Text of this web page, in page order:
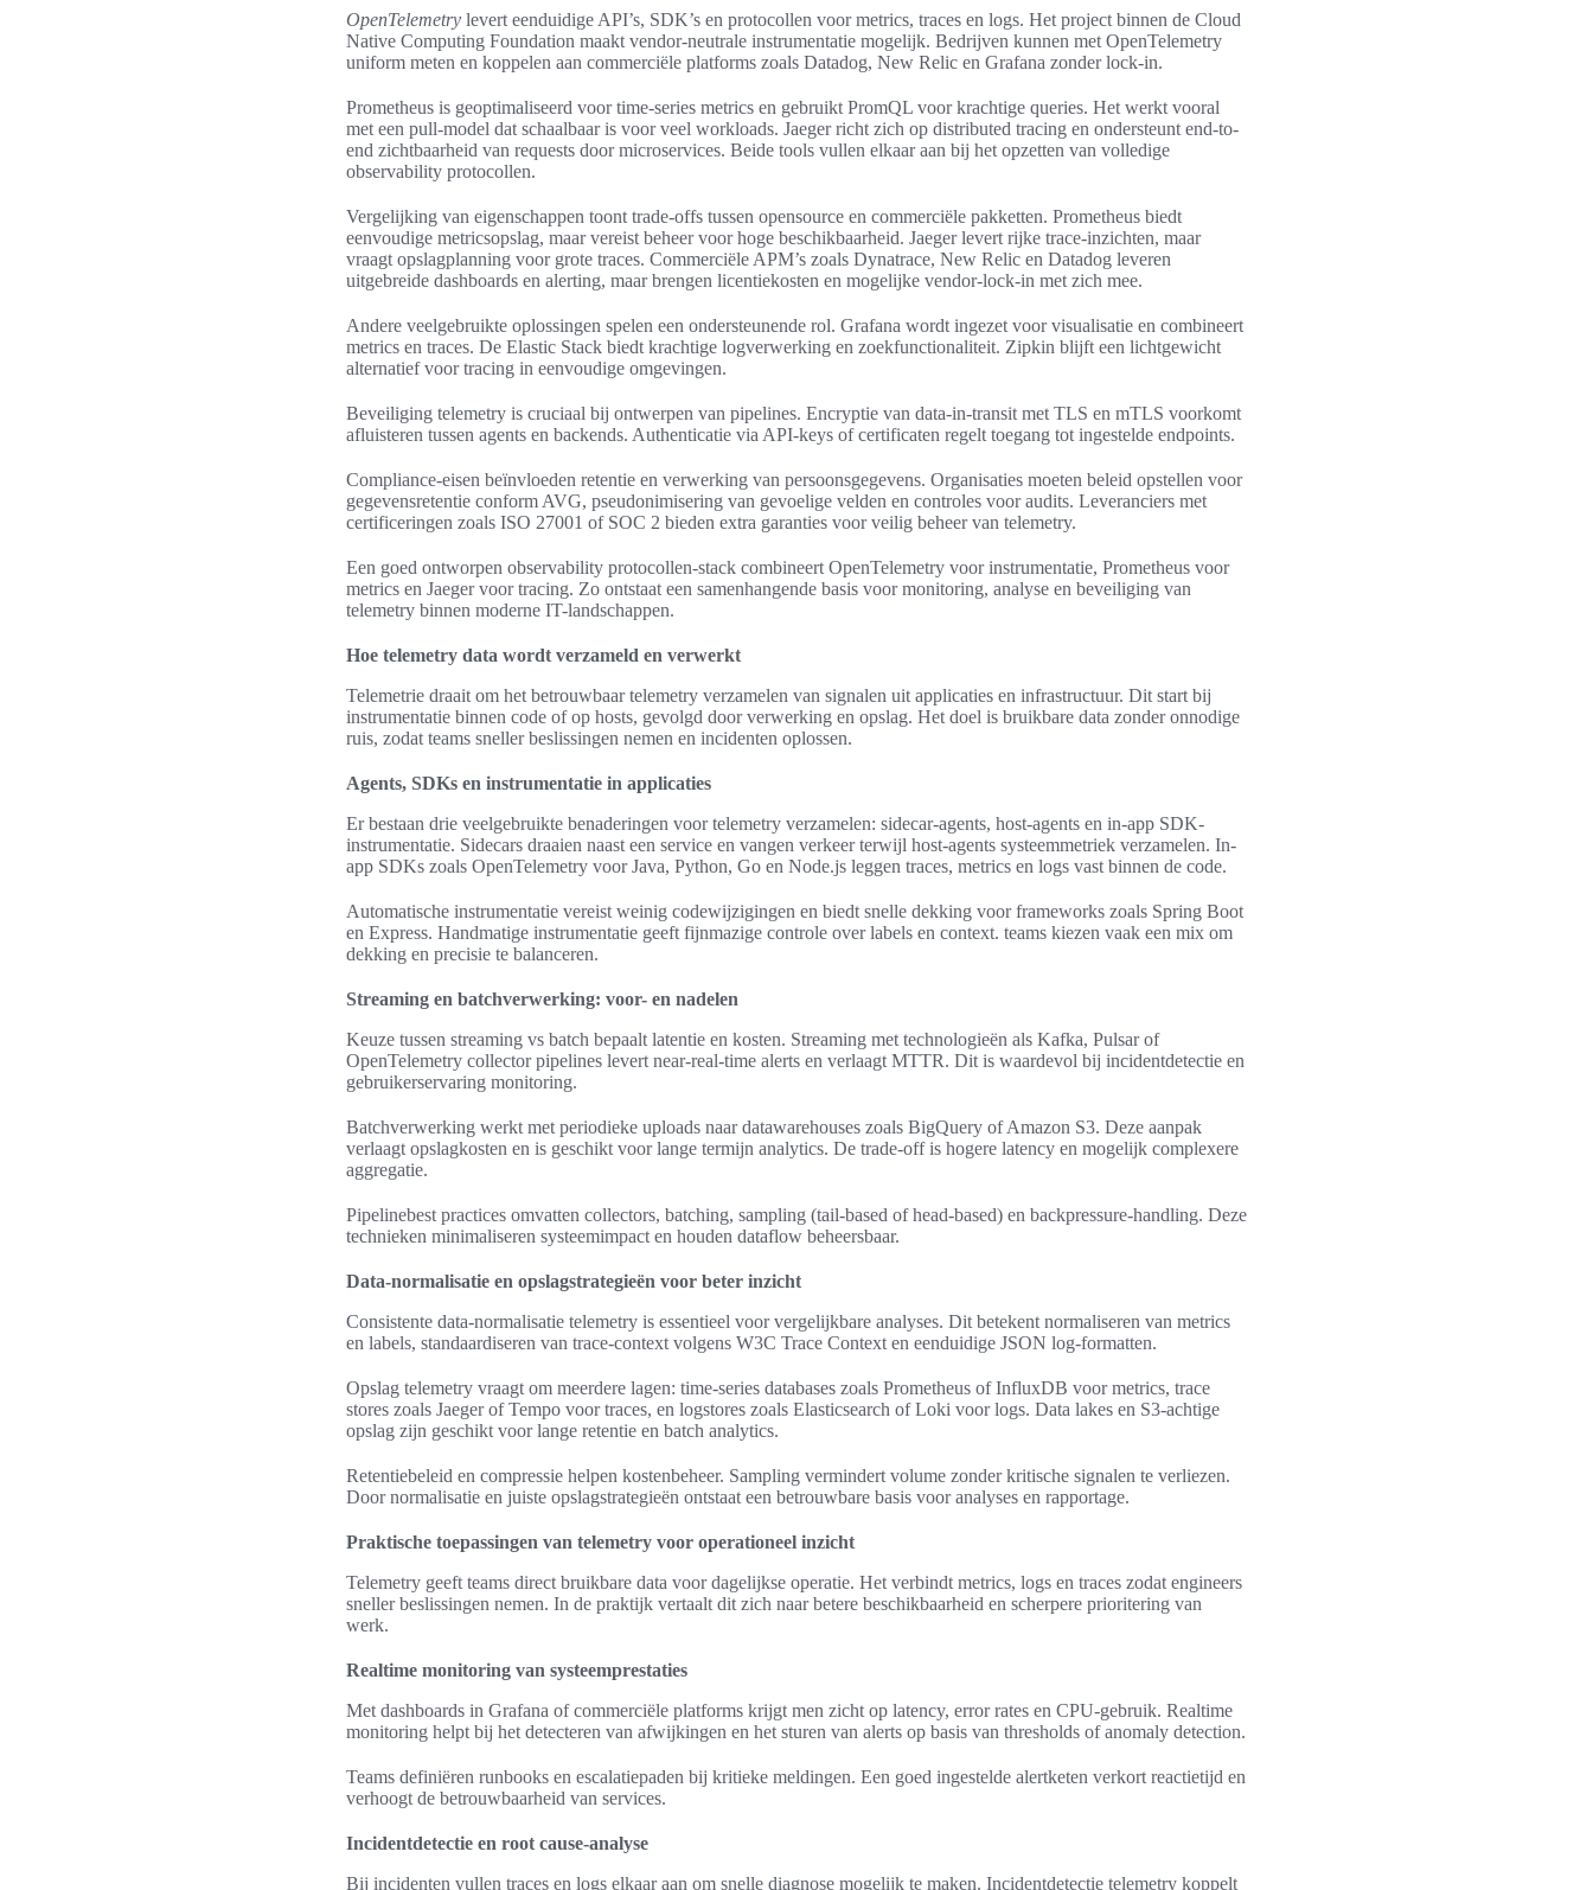
OpenTelemetry levert eenduidige API’s, SDK’s en protocollen voor metrics, traces en logs. Het project binnen de Cloud
Native Computing Foundation maakt vendor-neutrale instrumentatie mogelijk. Bedrijven kunnen met OpenTelemetry
uniform meten en koppelen aan commerciële platforms zoals Datadog, New Relic en Grafana zonder lock-in.
Prometheus is geoptimaliseerd voor time-series metrics en gebruikt PromQL voor krachtige queries. Het werkt vooral
met een pull-model dat schaalbaar is voor veel workloads. Jaeger richt zich op distributed tracing en ondersteunt end-to-
end zichtbaarheid van requests door microservices. Beide tools vullen elkaar aan bij het opzetten van volledige
observability protocollen.
Vergelijking van eigenschappen toont trade-offs tussen opensource en commerciële pakketten. Prometheus biedt
eenvoudige metricsopslag, maar vereist beheer voor hoge beschikbaarheid. Jaeger levert rijke trace-inzichten, maar
vraagt opslagplanning voor grote traces. Commerciële APM’s zoals Dynatrace, New Relic en Datadog leveren
uitgebreide dashboards en alerting, maar brengen licentiekosten en mogelijke vendor-lock-in met zich mee.
Andere veelgebruikte oplossingen spelen een ondersteunende rol. Grafana wordt ingezet voor visualisatie en combineert
metrics en traces. De Elastic Stack biedt krachtige logverwerking en zoekfunctionaliteit. Zipkin blijft een lichtgewicht
alternatief voor tracing in eenvoudige omgevingen.
Beveiliging telemetry is cruciaal bij ontwerpen van pipelines. Encryptie van data-in-transit met TLS en mTLS voorkomt
afluisteren tussen agents en backends. Authenticatie via API-keys of certificaten regelt toegang tot ingestelde endpoints.
Compliance-eisen beïnvloeden retentie en verwerking van persoonsgegevens. Organisaties moeten beleid opstellen voor
gegevensretentie conform AVG, pseudonimisering van gevoelige velden en controles voor audits. Leveranciers met
certificeringen zoals ISO 27001 of SOC 2 bieden extra garanties voor veilig beheer van telemetry.
Een goed ontworpen observability protocollen-stack combineert OpenTelemetry voor instrumentatie, Prometheus voor
metrics en Jaeger voor tracing. Zo ontstaat een samenhangende basis voor monitoring, analyse en beveiliging van
telemetry binnen moderne IT-landschappen.
Hoe telemetry data wordt verzameld en verwerkt
Telemetrie draait om het betrouwbaar telemetry verzamelen van signalen uit applicaties en infrastructuur. Dit start bij
instrumentatie binnen code of op hosts, gevolgd door verwerking en opslag. Het doel is bruikbare data zonder onnodige
ruis, zodat teams sneller beslissingen nemen en incidenten oplossen.
Agents, SDKs en instrumentatie in applicaties
Er bestaan drie veelgebruikte benaderingen voor telemetry verzamelen: sidecar-agents, host-agents en in-app SDK-
instrumentatie. Sidecars draaien naast een service en vangen verkeer terwijl host-agents systeemmetriek verzamelen. In-
app SDKs zoals OpenTelemetry voor Java, Python, Go en Node.js leggen traces, metrics en logs vast binnen de code.
Automatische instrumentatie vereist weinig codewijzigingen en biedt snelle dekking voor frameworks zoals Spring Boot
en Express. Handmatige instrumentatie geeft fijnmazige controle over labels en context. teams kiezen vaak een mix om
dekking en precisie te balanceren.
Streaming en batchverwerking: voor- en nadelen
Keuze tussen streaming vs batch bepaalt latentie en kosten. Streaming met technologieën als Kafka, Pulsar of
OpenTelemetry collector pipelines levert near-real-time alerts en verlaagt MTTR. Dit is waardevol bij incidentdetectie en
gebruikerservaring monitoring.
Batchverwerking werkt met periodieke uploads naar datawarehouses zoals BigQuery of Amazon S3. Deze aanpak
verlaagt opslagkosten en is geschikt voor lange termijn analytics. De trade-off is hogere latency en mogelijk complexere
aggregatie.
Pipelinebest practices omvatten collectors, batching, sampling (tail-based of head-based) en backpressure-handling. Deze
technieken minimaliseren systeemimpact en houden dataflow beheersbaar.
Data-normalisatie en opslagstrategieën voor beter inzicht
Consistente data-normalisatie telemetry is essentieel voor vergelijkbare analyses. Dit betekent normaliseren van metrics
en labels, standaardiseren van trace-context volgens W3C Trace Context en eenduidige JSON log-formatten.
Opslag telemetry vraagt om meerdere lagen: time-series databases zoals Prometheus of InfluxDB voor metrics, trace
stores zoals Jaeger of Tempo voor traces, en logstores zoals Elasticsearch of Loki voor logs. Data lakes en S3-achtige
opslag zijn geschikt voor lange retentie en batch analytics.
Retentiebeleid en compressie helpen kostenbeheer. Sampling vermindert volume zonder kritische signalen te verliezen.
Door normalisatie en juiste opslagstrategieën ontstaat een betrouwbare basis voor analyses en rapportage.
Praktische toepassingen van telemetry voor operationeel inzicht
Telemetry geeft teams direct bruikbare data voor dagelijkse operatie. Het verbindt metrics, logs en traces zodat engineers
sneller beslissingen nemen. In de praktijk vertaalt dit zich naar betere beschikbaarheid en scherpere prioritering van
werk.
Realtime monitoring van systeemprestaties
Met dashboards in Grafana of commerciële platforms krijgt men zicht op latency, error rates en CPU-gebruik. Realtime
monitoring helpt bij het detecteren van afwijkingen en het sturen van alerts op basis van thresholds of anomaly detection.
Teams definiëren runbooks en escalatiepaden bij kritieke meldingen. Een goed ingestelde alertketen verkort reactietijd en
verhoogt de betrouwbaarheid van services.
Incidentdetectie en root cause-analyse
Bij incidenten vullen traces en logs elkaar aan om snelle diagnose mogelijk te maken. Incidentdetectie telemetry koppelt